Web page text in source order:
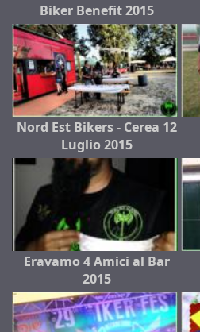
Biker Benefit 2015
Nord Est Bikers - Cerea 12
Luglio 2015
Eravamo 4 Amici al Bar
2015